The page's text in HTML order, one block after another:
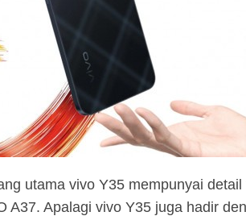
utama vivo Y35 mempunyai detail
A37. Apalagi vivo Y35 juga hadir